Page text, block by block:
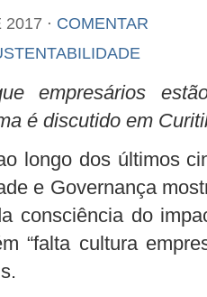
2017 ⋅ COMENTAR
empresários
é discutido em
longo dos últimos
e Governança
consciência do
“falta cultura